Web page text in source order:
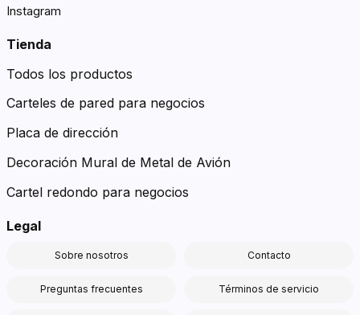
Instagram
Tienda
Todos los productos
Carteles de pared para negocios
Placa de dirección
Decoración Mural de Metal de Avión
Cartel redondo para negocios
Legal
Sobre nosotros Contacto
Preguntas frecuentes Términos de servicio